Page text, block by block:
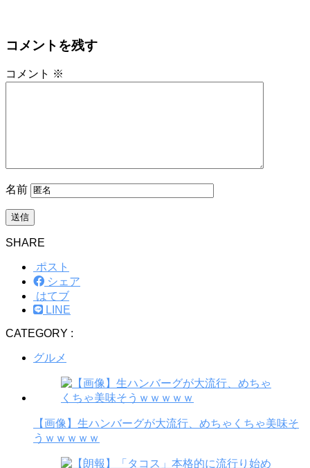
コメントを残す
コメント ※
名前
SHARE
ポスト
シェア
はてブ
LINE
CATEGORY :
グルメ
【画像】生ハンバーグが大流行、めちゃくちゃ美味そ
うｗｗｗｗｗ